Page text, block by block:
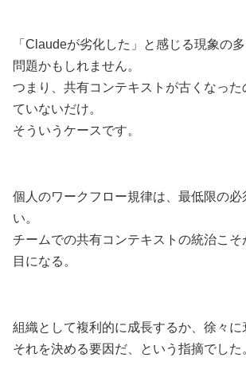
「Claudeが劣化した」と感じる現象の
問題かもしれません。
つまり、共有コンテキストが古くなった
ていないだけ。
そういうケースです。
個人のワークフロー規律は、最低限の必
い。
チームでの共有コンテキストの統治こ
目になる。
組織として複利的に成長するか、徐々に
それを決める要因だ、という指摘でした